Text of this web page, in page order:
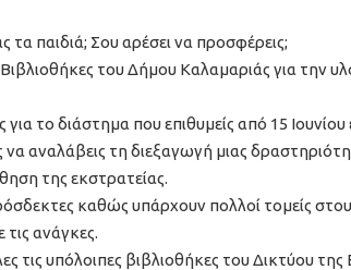
τα παιδιά; Σου αρέσει να προσφέρεις;
Βιβλιοθήκες του Δήμου Καλαμαριάς για την
για το διάστημα που επιθυμείς από 15
να αναλάβεις τη διεξαγωγή μιας
της εκστρατείας.
καθώς υπάρχουν πολλοί τομείς
ανάγκες.
τις υπόλοιπες βιβλιοθήκες του Δικτύου